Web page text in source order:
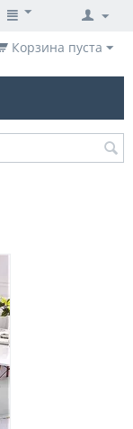
Корзина пуста